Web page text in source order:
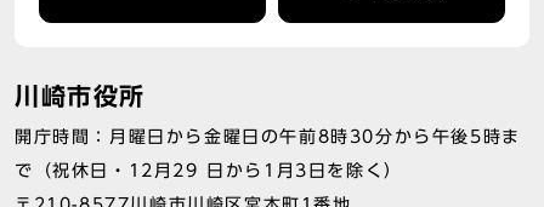
川崎市役所
開庁時間：月曜日から金曜日の午前8時30分から午後5時ま
で（祝休日・12月29 日から1月3日を除く）